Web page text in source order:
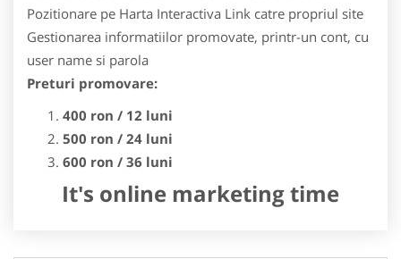
Pozitionare pe Harta Interactiva Link catre propriul site
Gestionarea informatiilor promovate, printr-un cont, cu
user name si parola
Preturi promovare:
400 ron / 12 luni
500 ron / 24 luni
600 ron / 36 luni
It's online marketing time